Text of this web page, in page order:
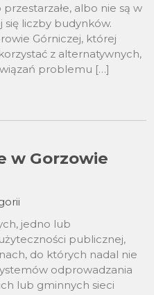
albo nie są w
się liczby budynków.
Górniczej, której
z alternatywnych,
problemu […]
w Gorzowie
jedno lub
publicznej,
do których nadal nie
odprowadzania
lub gminnych sieci